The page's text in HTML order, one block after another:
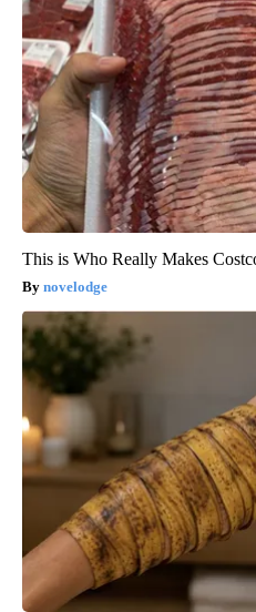
This is Who Really Makes
novelodge